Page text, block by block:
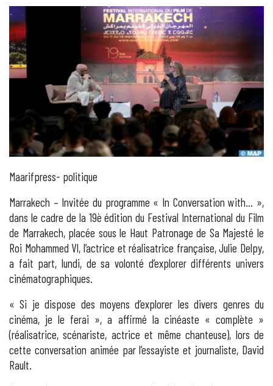
Maarifpress- politique
Marrakech – Invitée du programme « In Conversation with… »,
dans le cadre de la 19è édition du Festival International du Film
de Marrakech, placée sous le Haut Patronage de Sa Majesté le
Roi Mohammed VI, l’actrice et réalisatrice française, Julie Delpy,
a fait part, lundi, de sa volonté d’explorer différents univers
cinématographiques.
« Si je dispose des moyens d’explorer les divers genres du
cinéma, je le ferai », a affirmé la cinéaste « complète »
(réalisatrice, scénariste, actrice et même chanteuse), lors de
cette conversation animée par l’essayiste et journaliste, David
Rault.